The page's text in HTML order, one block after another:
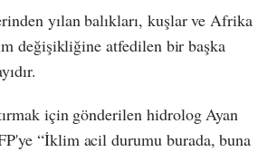
yılan balıkları, kuşlar ve Afrika
değişikliğine atfedilen bir başka
için gönderilen hidrolog Ayan
“İklim acil durumu burada, buna